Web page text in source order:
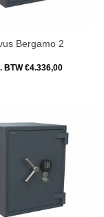
Bergamo 2
BTW €4.336,00